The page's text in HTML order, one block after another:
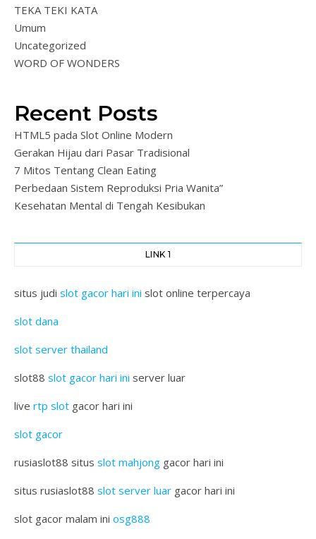
TEKA TEKI KATA
Umum
Uncategorized
WORD OF WONDERS
Recent Posts
HTML5 pada Slot Online Modern
Gerakan Hijau dari Pasar Tradisional
7 Mitos Tentang Clean Eating
Perbedaan Sistem Reproduksi Pria Wanita”
Kesehatan Mental di Tengah Kesibukan
LINK 1
situs judi slot gacor hari ini slot online terpercaya
slot dana
slot server thailand
slot88 slot gacor hari ini server luar
live rtp slot gacor hari ini
slot gacor
rusiaslot88 situs slot mahjong gacor hari ini
situs rusiaslot88 slot server luar gacor hari ini
slot gacor malam ini osg888